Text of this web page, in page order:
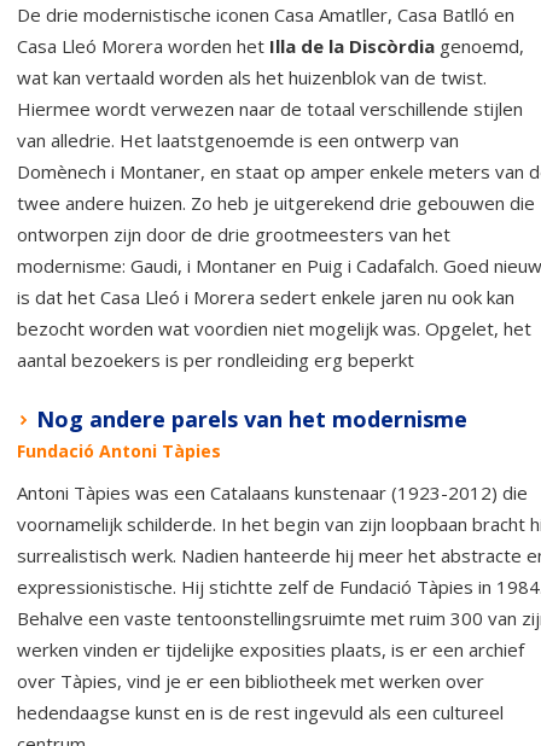
De drie modernistische iconen Casa Amatller, Casa Batlló en
Casa Lleó Morera worden het Illa de la Discòrdia genoemd,
wat kan vertaald worden als het huizenblok van de twist.
Hiermee wordt verwezen naar de totaal verschillende stijlen
van alledrie. Het laatstgenoemde is een ontwerp van
Domènech i Montaner, en staat op amper enkele meters van
twee andere huizen. Zo heb je uitgerekend drie gebouwen die
ontworpen zijn door de drie grootmeesters van het
modernisme: Gaudi, i Montaner en Puig i Cadafalch. Goed
is dat het Casa Lleó i Morera sedert enkele jaren nu ook kan
bezocht worden wat voordien niet mogelijk was. Opgelet, het
aantal bezoekers is per rondleiding erg beperkt
Nog andere parels van het modernisme
Fundació Antoni Tàpies
Antoni Tàpies was een Catalaans kunstenaar (1923-2012) die
voornamelijk schilderde. In het begin van zijn loopbaan bracht
surrealistisch werk. Nadien hanteerde hij meer het abstracte
expressionistische. Hij stichtte zelf de Fundació Tàpies in
Behalve een vaste tentoonstellingsruimte met ruim 300 van
werken vinden er tijdelijke exposities plaats, is er een archief
over Tàpies, vind je er een bibliotheek met werken over
hedendaagse kunst en is de rest ingevuld als een cultureel